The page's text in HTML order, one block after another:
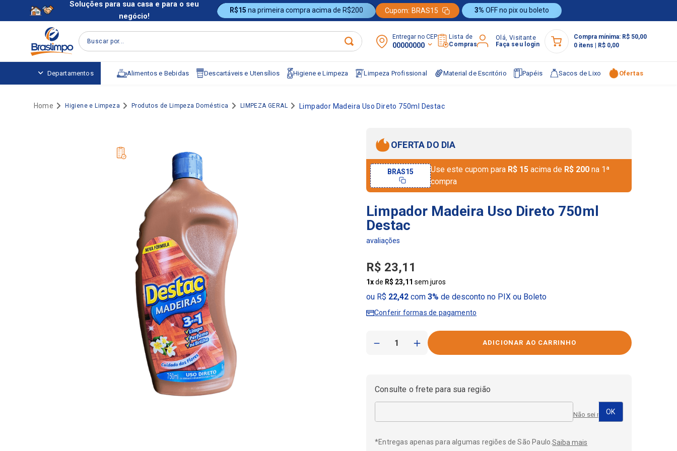
Soluções para sua casa e para o seu
negócio!
R$15 na primeira compra acima de R$200 Cupom: BRAS15 3% OFF no pix ou boleto
Buscar por... Entregar no CEP:
00000000
Lista de
Compras
Olá, Visitante
Faça seu login
Compra mínima: R$ 50,00
0 itens R$ 0,00
Departamentos Alimentos e Bebidas Descartáveis e Utensílios Higiene e Limpeza Limpeza Profissional Material de Escritório Papéis Sacos de Lixo Ofertas
Higiene e Limpeza Produtos de Limpeza Doméstica LIMPEZA GERAL Limpador Madeira Uso Direto 750ml Destac
OFERTA DO DIA
Use este cupom para R$ 15 acima de R$ 200 na 1ª
compra
BRAS15
Limpador Madeira Uso Direto 750ml
Destac
R$ 23,11
1xde R$ 23,11 sem juros
ou R$ 22,42 com3% de desconto no PIX ou Boleto
Conferir formas de pagamento
＋
－
Consulte o frete para sua região
Não sei meu CEP
*Entregas apenas para algumas regiões de São Paulo.Saiba mais